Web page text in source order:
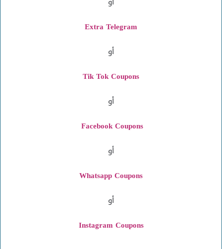
Extra Telegram
أو
Tik Tok Coupons
أو
Facebook Coupons
أو
Whatsapp Coupons
أو
Coupons
Instagram